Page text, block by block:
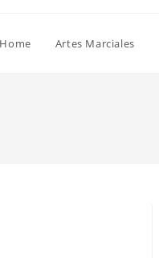
Home Artes Marciales